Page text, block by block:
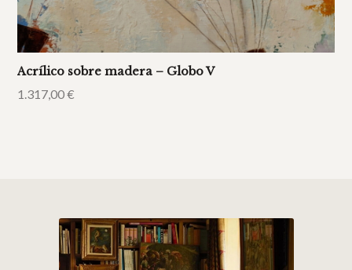
Acrílico sobre madera – Globo V
1.317,00€